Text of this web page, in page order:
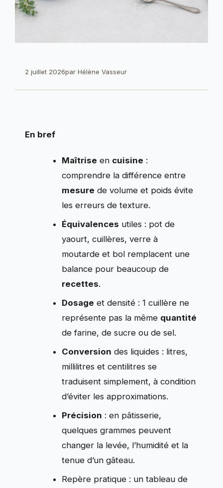
2 juillet 2026par Hélène Vasseur
En bref
Maîtrise en cuisine :
comprendre la différence entre
mesure de volume et poids évite
les erreurs de texture.
Équivalences utiles : pot de
yaourt, cuillères, verre à
moutarde et bol remplacent une
balance pour beaucoup de
recettes.
Dosage et densité : 1 cuillère ne
représente pas la même quantité
de farine, de sucre ou de sel.
Conversion des liquides : litres,
millilitres et centilitres se
traduisent simplement, à condition
d’éviter les approximations.
Précision : en pâtisserie,
quelques grammes peuvent
changer la levée, l’humidité et la
tenue d’un gâteau.
Repère pratique : un tableau de